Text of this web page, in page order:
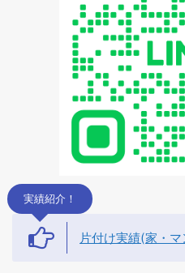
実績紹介！
片付け実績(家・